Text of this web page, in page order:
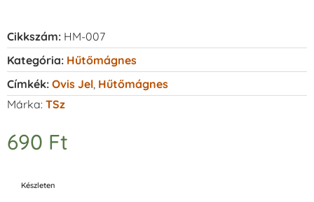
Cikkszám: HM-007
Kategória: Hűtőmágnes
Címkék: Ovis Jel Hűtőmágnes
Márka: TSz
690 Ft
Készleten